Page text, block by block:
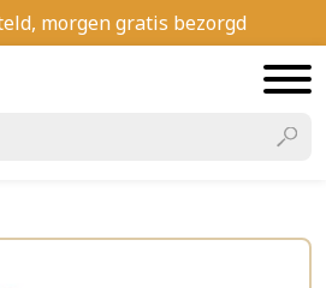
morgen gratis bezorgd